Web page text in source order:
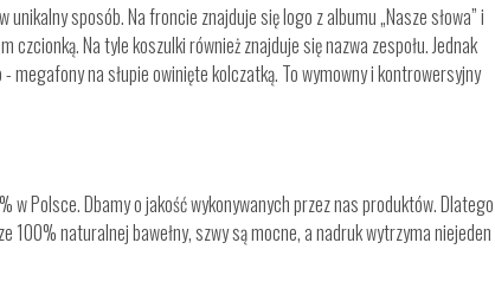
unikalny sposób. Na froncie znajduje się logo z albumu „Nasze słowa” i
czcionką. Na tyle koszulki również znajduje się nazwa zespołu. Jednak
megafony na słupie owinięte kolczatką. To wymowny i kontrowersyjny
w Polsce. Dbamy o jakość wykonywanych przez nas produktów. Dlatego
100% naturalnej bawełny, szwy są mocne, a nadruk wytrzyma niejeden